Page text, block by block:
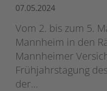
07.05.2024
Vom 2. bis zum 5.
Mannheim in den
Mannheimer
Frühjahrstagung
der…